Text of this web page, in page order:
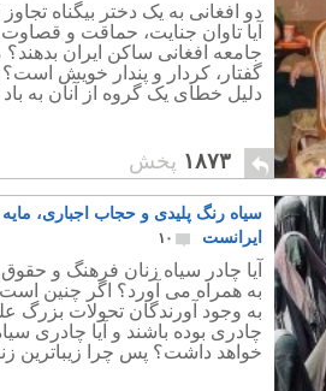
دو افغانی به یک دختر بیگناه
آیا تاوان جنایت، حماقت و قصاوت
جامعه افغانی ساکن ایران
گفتار، کردار و پندار خویش
دلیل خطای یک گروه از آنان به
۱۸۷۳ پخش
سیاه رنگ پلیدی و حجاب اجباری،
ایرانست
۱۰
آیا چادر سیاه زنان فرهنگ و
به همراه می آورد؟ اگر چنین
به وجود آورندگان تحولات
چادری بوده باشند و آیا چادری
خواهد داشت؟ پس چرا زیباترین